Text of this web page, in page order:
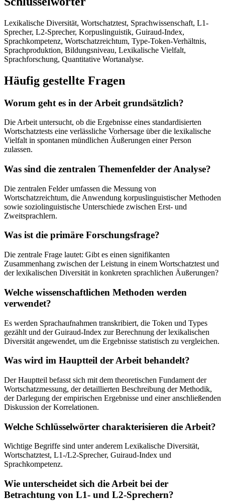
Lexikalische Diversität, Wortschatztest, Sprachwissenschaft, L1-
Sprecher, L2-Sprecher, Korpuslinguistik, Guiraud-Index,
Sprachkompetenz, Wortschatzreichtum, Type-Token-Verhältnis,
Sprachproduktion, Bildungsniveau, Lexikalische Vielfalt,
Sprachforschung, Quantitative Wortanalyse.
Häufig gestellte Fragen
Worum geht es in der Arbeit grundsätzlich?
Die Arbeit untersucht, ob die Ergebnisse eines standardisierten
Wortschatztests eine verlässliche Vorhersage über die lexikalische
Vielfalt in spontanen mündlichen Äußerungen einer Person
zulassen.
Was sind die zentralen Themenfelder der Analyse?
Die zentralen Felder umfassen die Messung von
Wortschatzreichtum, die Anwendung korpuslinguistischer Methoden
sowie soziolinguistische Unterschiede zwischen Erst- und
Zweitsprachlern.
Was ist die primäre Forschungsfrage?
Die zentrale Frage lautet: Gibt es einen signifikanten
Zusammenhang zwischen der Leistung in einem Wortschatztest und
der lexikalischen Diversität in konkreten sprachlichen Äußerungen?
Welche wissenschaftlichen Methoden werden
verwendet?
Es werden Sprachaufnahmen transkribiert, die Token und Types
gezählt und der Guiraud-Index zur Berechnung der lexikalischen
Diversität angewendet, um die Ergebnisse statistisch zu vergleichen.
Was wird im Hauptteil der Arbeit behandelt?
Der Hauptteil befasst sich mit dem theoretischen Fundament der
Wortschatzmessung, der detaillierten Beschreibung der Methodik,
der Darlegung der empirischen Ergebnisse und einer anschließenden
Diskussion der Korrelationen.
Welche Schlüsselwörter charakterisieren die Arbeit?
Wichtige Begriffe sind unter anderem Lexikalische Diversität,
Wortschatztest, L1-/L2-Sprecher, Guiraud-Index und
Sprachkompetenz.
Wie unterscheidet sich die Arbeit bei der
Betrachtung von L1- und L2-Sprechern?